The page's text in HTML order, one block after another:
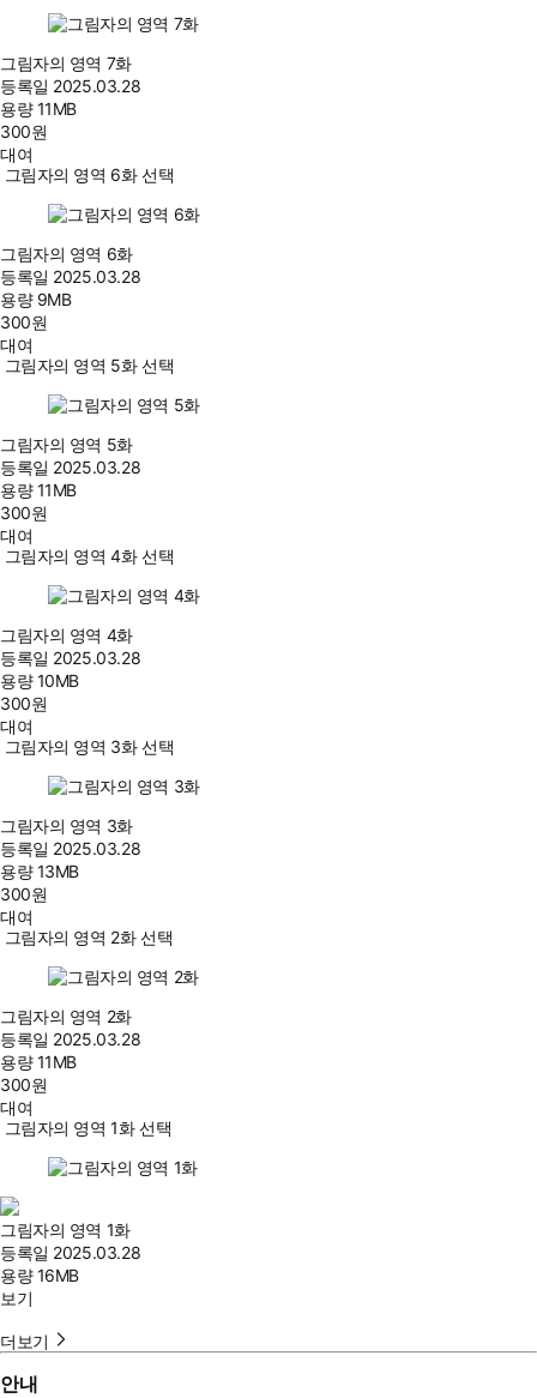
그림자의 영역 7화
등록일 2025.03.28
용량11MB
300원
대여
그림자의 영역 6화 선택
그림자의 영역 6화
등록일 2025.03.28
용량 9MB
300원
대여
그림자의 영역 5화 선택
그림자의 영역 5화
등록일 2025.03.28
용량11MB
300원
대여
그림자의 영역 4화 선택
그림자의 영역 4화
등록일 2025.03.28
용량10MB
300원
대여
그림자의 영역 3화 선택
그림자의 영역 3화
등록일 2025.03.28
용량13MB
300원
대여
그림자의 영역 2화 선택
그림자의 영역 2화
등록일 2025.03.28
용량11MB
300원
대여
그림자의 영역 1화 선택
그림자의 영역 1화
등록일 2025.03.28
용량16MB
보기
더보기
안내